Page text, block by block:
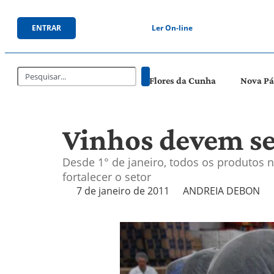
ENTRAR Ler On-line
Flores da Cunha Nova
Vinhos devem
Desde 1° de janeiro, todos os produtos
fortalecer o setor
7 de janeiro de 2011 ANDREIA DEBON